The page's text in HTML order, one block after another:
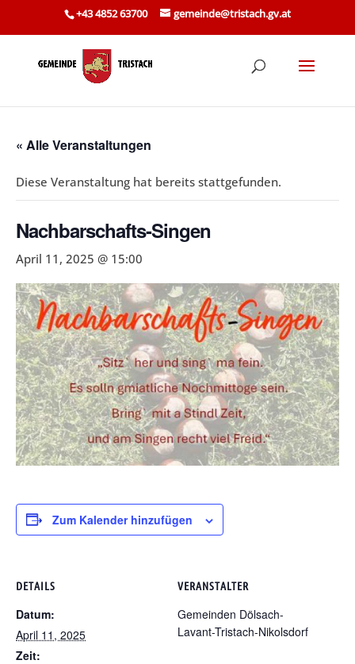
content
+43 4852 63700 gemeinde@tristach.gv.at
« Alle Veranstaltungen
Diese Veranstaltung hat bereits stattgefunden.
Nachbarschafts-Singen
April 11, 2025 @ 15:00
Zum Kalender hinzufügen
DETAILS
Datum:
April 11, 2025
Zeit:
VERANSTALTER
Gemeinden Dölsach-
Lavant-Tristach-Nikolsdorf